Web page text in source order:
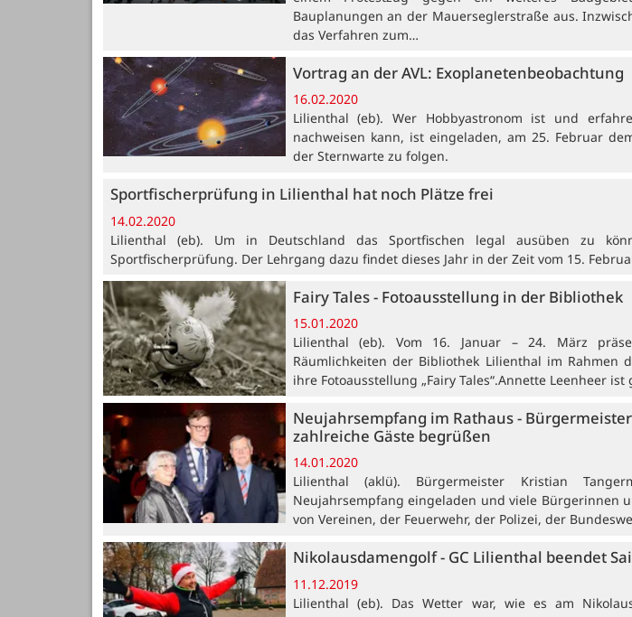
Bauplanungen an der Mauerseglerstraße aus.
das Verfahren zum…
Vortrag an der AVL: Exoplanetenbeobachtung
16.02.2020
Lilienthal (eb). Wer Hobbyastronom ist und
nachweisen kann, ist eingeladen, am 25. Februar
der Sternwarte zu folgen.
Sportfischerprüfung in Lilienthal hat noch Plätze frei
14.02.2020
Lilienthal (eb). Um in Deutschland das Sportfischen legal ausüben zu
Sportfischerprüfung. Der Lehrgang dazu findet dieses Jahr in der Zeit vom 15.
Fairy Tales - Fotoausstellung in der Bibliothek
15.01.2020
Lilienthal (eb). Vom 16. Januar – 24. März
Räumlichkeiten der Bibliothek Lilienthal im Rahmen
ihre Fotoausstellung „Fairy Tales“.Annette Leenheer
Neujahrsempfang im Rathaus -
zahlreiche Gäste begrüßen
14.01.2020
Lilienthal (aklü). Bürgermeister Kristian
Neujahrsempfang eingeladen und viele Bürgerinnen
von Vereinen, der Feuerwehr, der Polizei, der
Nikolausdamengolf - GC Lilienthal beendet
11.12.2019
Lilienthal (eb). Das Wetter war, wie es am